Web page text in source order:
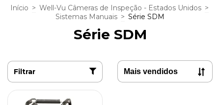
Início > Well-Vu Câmeras de Inspeção - Estados Unidos >
Sistemas Manuais > Série SDM
Série SDM
Filtrar